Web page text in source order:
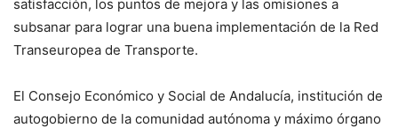
satisfacción, los puntos de mejora y las omisiones a
subsanar para lograr una buena implementación de la Red
Transeuropea de Transporte.
El Consejo Económico y Social de Andalucía, institución de
autogobierno de la comunidad autónoma y máximo órgano